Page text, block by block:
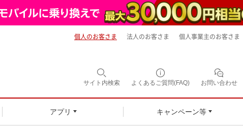
個人のお客さま 法人のお客さま 個人事業主のお客さま
サイト内検索 よくあるご質問(FAQ) お問い合わせ
アプリ キャンペーン等